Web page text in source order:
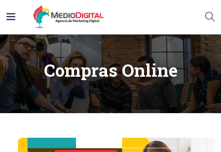
Compras Online